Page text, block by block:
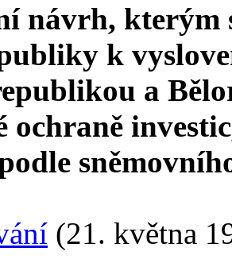
návrh, kterým
k
a
ochraně
(21. května